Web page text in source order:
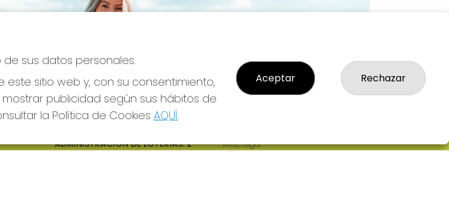
ADMINISTRACION DE LOTERIAS: 2-
CIUDAD RODRIGO - RECEPTOR
Aviso Legal
de sus datos personales.
sitio web y, con su consentimiento,
publicidad según sus hábitos de
la Política de Cookies AQUÍ.
Aceptar Rechazar